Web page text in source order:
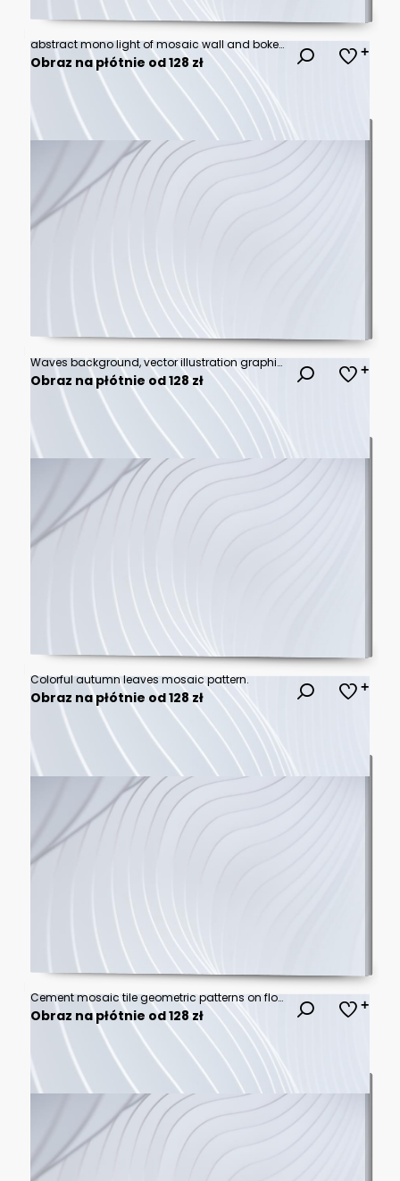
abstract mono light of mosaic wall and bokeh on glass door or window at blur on secrets meeting room for art wallpaper and texture or background
Obraz na płótnie od 128 zł
Waves background, vector illustration graphic mosaic
Obraz na płótnie od 128 zł
Colorful autumn leaves mosaic pattern.
Obraz na płótnie od 128 zł
Cement mosaic tile geometric patterns on floor, interior decor, building design, geometric patterns
Obraz na płótnie od 128 zł